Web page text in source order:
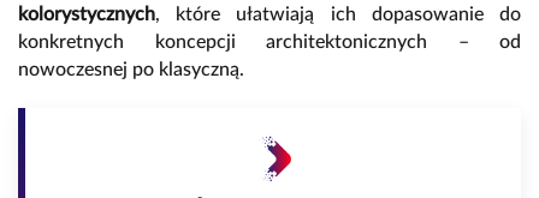
kolorystycznych, które ułatwiają ich dopasowanie do
konkretnych koncepcji architektonicznych – od
nowoczesnej po klasyczną.